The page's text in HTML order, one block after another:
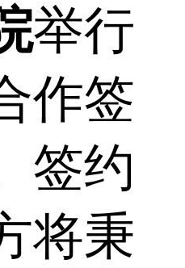
举行
作签
签约
将秉